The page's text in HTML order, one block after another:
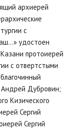
архиерей
с
удостоен
протоиерей
с отвертстыми
Андрей Дубровин;
Кизического
Сергий
Сергий